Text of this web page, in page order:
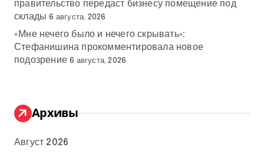
правительство передаст бизнесу помещение под
склады 6 августа, 2026
«Мне нечего было и нечего скрывать»:
Стефанишина прокомментировала новое
подозрение 6 августа, 2026
Архивы
Август 2026